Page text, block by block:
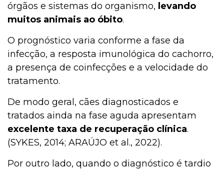
órgãos e sistemas do organismo, levando
muitos animais ao óbito.
O prognóstico varia conforme a fase da
infecção, a resposta imunológica do cachorro,
a presença de coinfecções e a velocidade do
tratamento.
De modo geral, cães diagnosticados e
tratados ainda na fase aguda apresentam
excelente taxa de recuperação clínica.
(SYKES, 2014; ARAÚJO et al., 2022).
Por outro lado, quando o diagnóstico é tardio